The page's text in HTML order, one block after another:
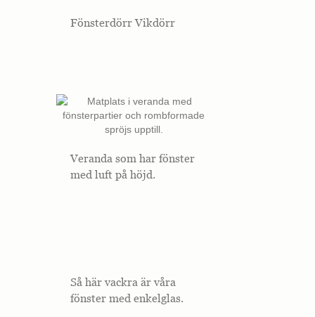
Fönsterdörr Vikdörr
Veranda som har fönster
med luft på höjd.
Så här vackra är våra
fönster med enkelglas.